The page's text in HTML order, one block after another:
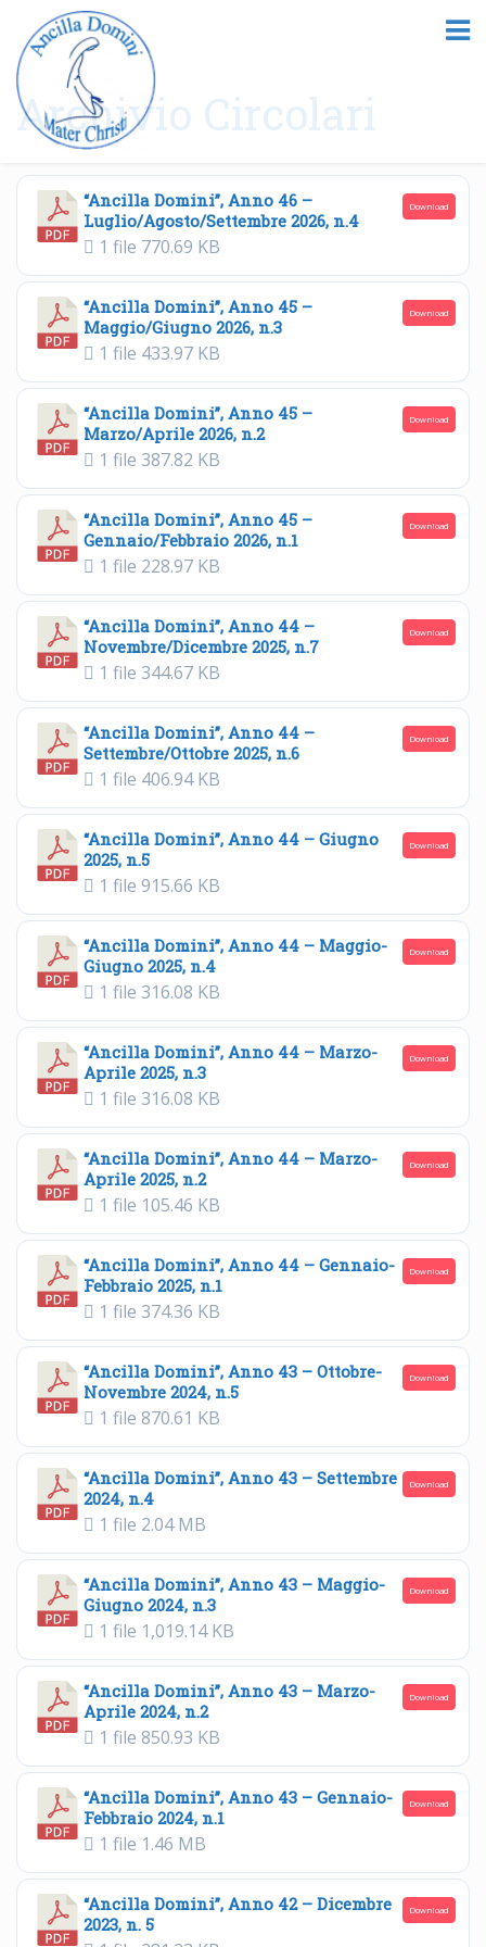
Archivio Circolari
“Ancilla Domini”, Anno 46 –
Luglio/Agosto/Settembre 2026, n.4
1 file 770.69 KB
Download
“Ancilla Domini”, Anno 45 –
Maggio/Giugno 2026, n.3
1 file 433.97 KB
Download
“Ancilla Domini”, Anno 45 –
Marzo/Aprile 2026, n.2
1 file 387.82 KB
Download
“Ancilla Domini”, Anno 45 –
Gennaio/Febbraio 2026, n.1
1 file 228.97 KB
Download
“Ancilla Domini”, Anno 44 –
Novembre/Dicembre 2025, n.7
1 file 344.67 KB
Download
“Ancilla Domini”, Anno 44 –
Settembre/Ottobre 2025, n.6
1 file 406.94 KB
Download
“Ancilla Domini”, Anno 44 – Giugno
2025, n.5
1 file 915.66 KB
Download
“Ancilla Domini”, Anno 44 – Maggio-
Giugno 2025, n.4
1 file 316.08 KB
Download
“Ancilla Domini”, Anno 44 – Marzo-
Aprile 2025, n.3
1 file 316.08 KB
Download
“Ancilla Domini”, Anno 44 – Marzo-
Aprile 2025, n.2
1 file 105.46 KB
Download
“Ancilla Domini”, Anno 44 – Gennaio-
Febbraio 2025, n.1
1 file 374.36 KB
Download
“Ancilla Domini”, Anno 43 – Ottobre-
Novembre 2024, n.5
1 file 870.61 KB
Download
“Ancilla Domini”, Anno 43 – Settembre
2024, n.4
1 file 2.04 MB
Download
“Ancilla Domini”, Anno 43 – Maggio-
Giugno 2024, n.3
1 file 1,019.14 KB
Download
“Ancilla Domini”, Anno 43 – Marzo-
Aprile 2024, n.2
1 file 850.93 KB
Download
“Ancilla Domini”, Anno 43 – Gennaio-
Febbraio 2024, n.1
1 file 1.46 MB
Download
“Ancilla Domini”, Anno 42 – Dicembre
2023, n. 5
Download